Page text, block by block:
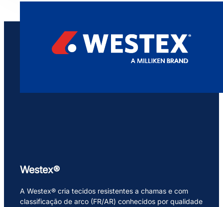
Westex®
A Westex® cria tecidos resistentes a chamas e com
classificação de arco (FR/AR) conhecidos por qualidade